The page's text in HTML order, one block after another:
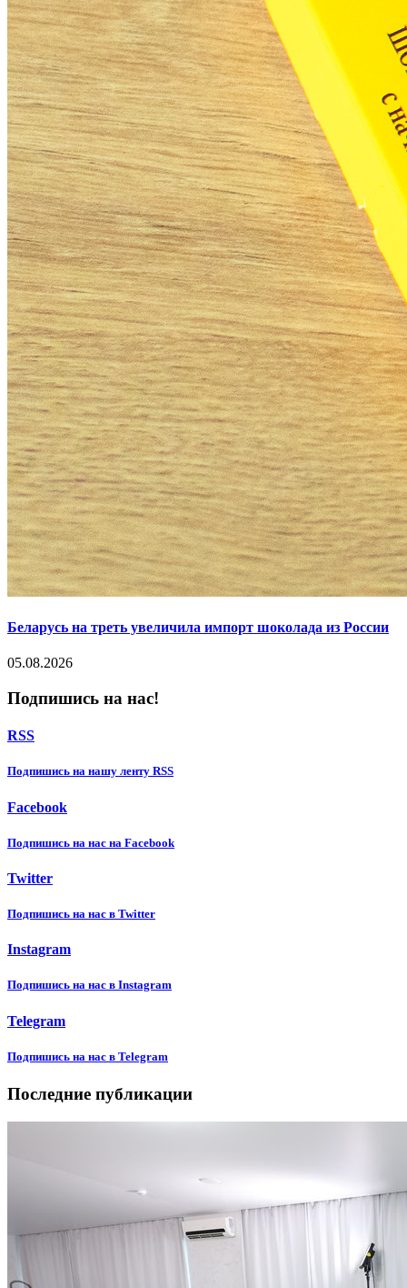
Беларусь на треть увеличила импорт шоколада из России
05.08.2026
Подпишись на нас!
RSS
Подпишиcь на нашу ленту RSS
Facebook
Подпишиcь на нас на Facebook
Twitter
Подпишиcь на нас в Twitter
Instagram
Подпишиcь на нас в Instagram
Telegram
Подпишиcь на нас в Telegram
Последние публикации